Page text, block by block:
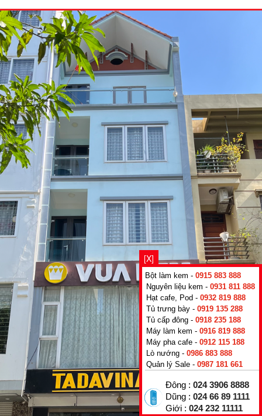
[X]
Bột làm kem - 0915 883 888
Nguyên liệu kem - 0931 811 888
Hạt cafe, Pod - 0932 819 888
Tủ trưng bày - 0919 135 288
Tủ cấp đông - 0918 235 188
Máy làm kem - 0916 819 888
Máy pha cafe - 0912 115 188
Lò nướng - 0986 883 888
Quản lý Sale - 0987 181 661
Đông : 024 3906 8888
Dũng : 024 66 89 1111
Giới : 024 232 11111